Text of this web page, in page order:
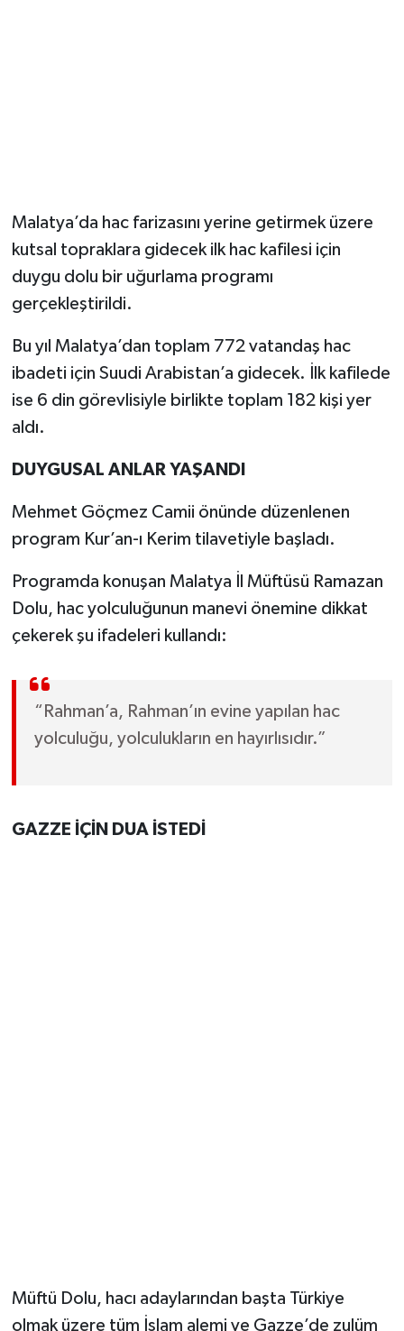
Malatya’da hac farizasını yerine getirmek üzere
kutsal topraklara gidecek ilk hac kafilesi için
duygu dolu bir uğurlama programı
gerçekleştirildi.
Bu yıl Malatya’dan toplam 772 vatandaş hac
ibadeti için Suudi Arabistan’a gidecek. İlk kafilede
ise 6 din görevlisiyle birlikte toplam 182 kişi yer
aldı.
DUYGUSAL ANLAR YAŞANDI
Mehmet Göçmez Camii önünde düzenlenen
program Kur’an-ı Kerim tilavetiyle başladı.
Programda konuşan Malatya İl Müftüsü Ramazan
Dolu, hac yolculuğunun manevi önemine dikkat
çekerek şu ifadeleri kullandı:
“Rahman’a, Rahman’ın evine yapılan hac
yolculuğu, yolculukların en hayırlısıdır.”
GAZZE İÇİN DUA İSTEDİ
Müftü Dolu, hacı adaylarından başta Türkiye
olmak üzere tüm İslam alemi ve Gazze’de zulüm